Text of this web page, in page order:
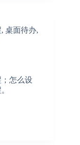
, 桌面待办,
怎么设